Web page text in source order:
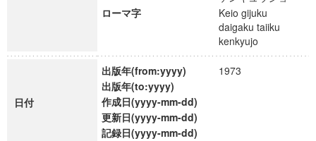
ローマ字
Keio gijuku
daigaku taiiku
kenkyujo
日付
出版年(from:yyyy)
1973
出版年(to:yyyy)
作成日(yyyy-mm-dd)
更新日(yyyy-mm-dd)
記録日(yyyy-mm-dd)